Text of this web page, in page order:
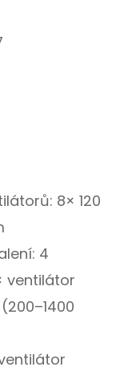
8× 120
4
ventilátor